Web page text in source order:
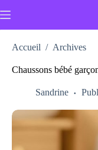
au
Accueil / Archives
Chaussons bébé
Sandrine